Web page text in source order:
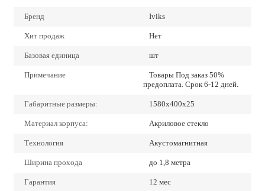
Бренд Iviks
Хит продаж Нет
Базовая единица шт
Примечание
Товары Под заказ 50%
предоплата. Срок 6-12 дней.
Габаритные размеры: 1580x400x25
Материал корпуса: Акриловое стекло
Технология Акустомагнитная
Ширина прохода до 1,8 метра
Гарантия 12 мес